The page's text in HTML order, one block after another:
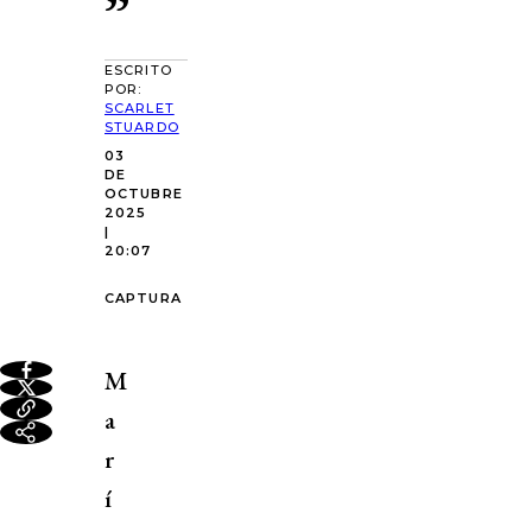
ESCRITO
POR:
SCARLET
STUARDO
03
DE
OCTUBRE
2025
|
20:07
CAPTURA
M
a
r
í